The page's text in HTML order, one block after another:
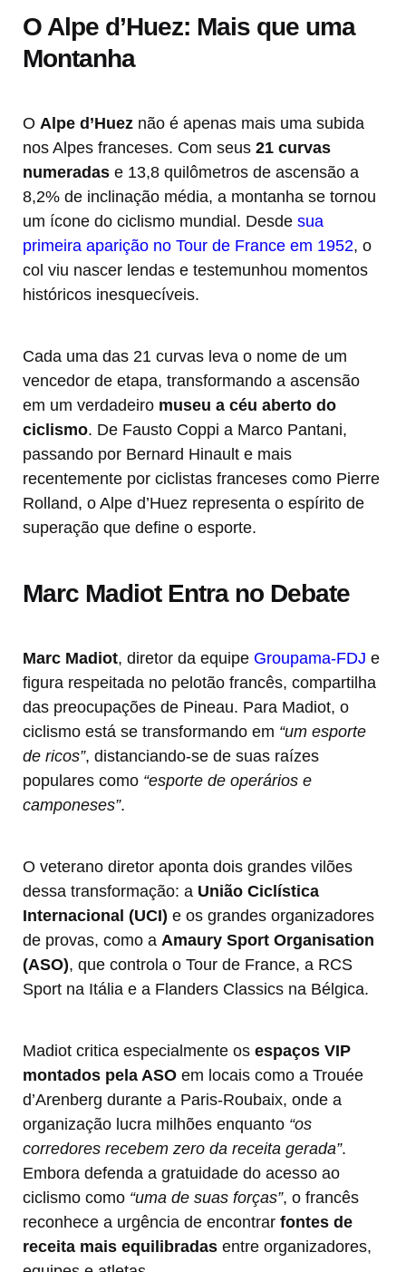
O Alpe d’Huez: Mais que uma
Montanha
O Alpe d’Huez não é apenas mais uma subida
nos Alpes franceses. Com seus 21 curvas
numeradas e 13,8 quilômetros de ascensão a
8,2% de inclinação média, a montanha se tornou
um ícone do ciclismo mundial. Desde sua
primeira aparição no Tour de France em 1952, o
col viu nascer lendas e testemunhou momentos
históricos inesquecíveis.
Cada uma das 21 curvas leva o nome de um
vencedor de etapa, transformando a ascensão
em um verdadeiro museu a céu aberto do
ciclismo. De Fausto Coppi a Marco Pantani,
passando por Bernard Hinault e mais
recentemente por ciclistas franceses como Pierre
Rolland, o Alpe d’Huez representa o espírito de
superação que define o esporte.
Marc Madiot Entra no Debate
Marc Madiot, diretor da equipe Groupama-FDJ e
figura respeitada no pelotão francês, compartilha
das preocupações de Pineau. Para Madiot, o
ciclismo está se transformando em “um esporte
de ricos”, distanciando-se de suas raízes
populares como “esporte de operários e
camponeses”.
O veterano diretor aponta dois grandes vilões
dessa transformação: a União Ciclística
Internacional (UCI) e os grandes organizadores
de provas, como a Amaury Sport Organisation
(ASO), que controla o Tour de France, a RCS
Sport na Itália e a Flanders Classics na Bélgica.
Madiot critica especialmente os espaços VIP
montados pela ASO em locais como a Trouée
d’Arenberg durante a Paris-Roubaix, onde a
organização lucra milhões enquanto “os
corredores recebem zero da receita gerada”.
Embora defenda a gratuidade do acesso ao
ciclismo como “uma de suas forças”, o francês
reconhece a urgência de encontrar fontes de
receita mais equilibradas entre organizadores,